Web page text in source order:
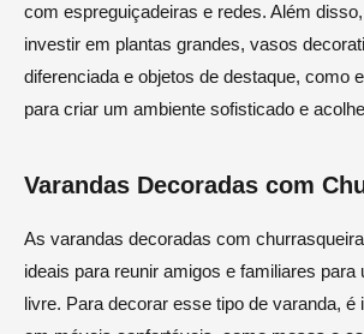
com espreguiçadeiras e redes. Além
investir em plantas grandes, vasos
diferenciada e objetos de destaque, como
para criar um ambiente sofisticado e
Varandas Decoradas com
As varandas decoradas com
ideais para reunir amigos e familiares
livre. Para decorar esse tipo de varanda, é